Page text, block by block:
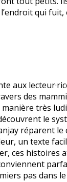
qui fuit,
aux
des
très
le
réparent le
un texte
ces histoires
pas dans